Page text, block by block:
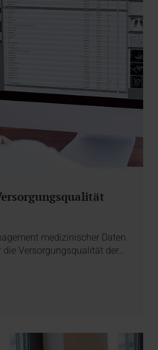
medizinischer Daten
Versorgungsqualität der…